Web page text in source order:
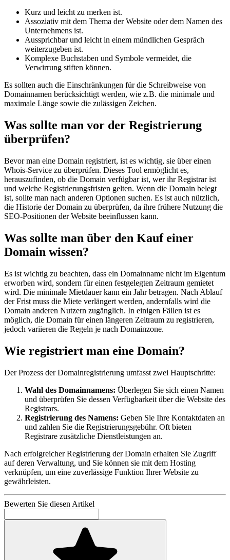
Kurz und leicht zu merken ist.
Assoziativ mit dem Thema der Website oder dem Namen des
Unternehmens ist.
Aussprichbar und leicht in einem mündlichen Gespräch
weiterzugeben ist.
Komplexe Buchstaben und Symbole vermeidet, die
Verwirrung stiften können.
Es sollten auch die Einschränkungen für die Schreibweise von
Domainnamen berücksichtigt werden, wie z.B. die minimale und
maximale Länge sowie die zulässigen Zeichen.
Was sollte man vor der Registrierung
überprüfen?
Bevor man eine Domain registriert, ist es wichtig, sie über einen
Whois-Service zu überprüfen. Dieses Tool ermöglicht es,
herauszufinden, ob die Domain verfügbar ist, wer ihr Registrar ist
und welche Registrierungsfristen gelten. Wenn die Domain belegt
ist, sollte man nach anderen Optionen suchen. Es ist auch nützlich,
die Historie der Domain zu überprüfen, da ihre frühere Nutzung die
SEO-Positionen der Website beeinflussen kann.
Was sollte man über den Kauf einer
Domain wissen?
Es ist wichtig zu beachten, dass ein Domainname nicht im Eigentum
erworben wird, sondern für einen festgelegten Zeitraum gemietet
wird. Die minimale Mietdauer kann ein Jahr betragen. Nach Ablauf
der Frist muss die Miete verlängert werden, andernfalls wird die
Domain anderen Nutzern zugänglich. In einigen Fällen ist es
möglich, die Domain für einen längeren Zeitraum zu registrieren,
jedoch variieren die Regeln je nach Domainzone.
Wie registriert man eine Domain?
Der Prozess der Domainregistrierung umfasst zwei Hauptschritte:
Wahl des Domainnamens: Überlegen Sie sich einen Namen
und überprüfen Sie dessen Verfügbarkeit über die Website des
Registrars.
Registrierung des Namens: Geben Sie Ihre Kontaktdaten an
und zahlen Sie die Registrierungsgebühr. Oft bieten
Registrare zusätzliche Dienstleistungen an.
Nach erfolgreicher Registrierung der Domain erhalten Sie Zugriff
auf deren Verwaltung, und Sie können sie mit dem Hosting
verknüpfen, um eine zuverlässige Funktion Ihrer Website zu
gewährleisten.
Bewerten Sie diesen Artikel